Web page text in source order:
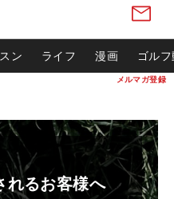
メルマガ登録
ン ライフ 漫画 ゴル
れるお客様へ